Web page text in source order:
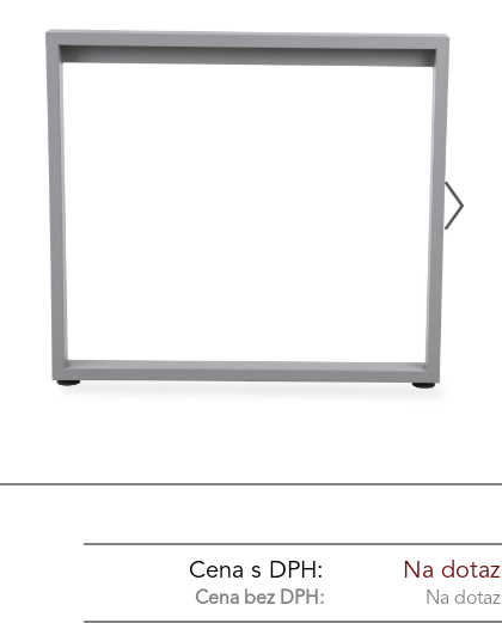
Cena s DPH: Na dotaz
Cena bez DPH: Na dotaz